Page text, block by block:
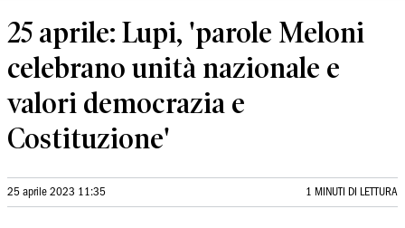
25 aprile: Lupi, 'parole Meloni
celebrano unità nazionale e
valori democrazia e
Costituzione'
25 aprile 2023 11:35 1 MINUTI DI LETTURA